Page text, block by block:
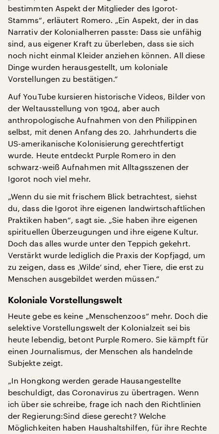
bestimmten Aspekt der Mitglieder des Igorot-
Stamms“, erläutert Romero. „Ein Aspekt, der in das
Narrativ der Kolonialherren passte: Dass sie unfähig
sind, aus eigener Kraft zu überleben, dass sie sich
noch nicht einmal Kleider anziehen können. All diese
Dinge wurden herausgestellt, um koloniale
Vorstellungen zu bestätigen.“
Auf YouTube kursieren historische Videos, Bilder von
der Weltausstellung von 1904, aber auch
anthropologische Aufnahmen von den Philippinen
selbst, mit denen Anfang des 20. Jahrhunderts die
US-amerikanische Kolonisierung gerechtfertigt
wurde. Heute entdeckt Purple Romero in den
schwarz-weiß Aufnahmen mit Alltagsszenen der
Igorot noch viel mehr.
„Wenn du sie mit frischem Blick betrachtest, siehst
du, dass die Igorot ihre eigenen landwirtschaftlichen
Praktiken haben“, sagt sie. „Sie haben ihre eigenen
spirituellen Überzeugungen und ihre eigene Kultur.
Doch das alles wurde unter den Teppich gekehrt.
Verstärkt wurde lediglich die Praxis der Kopfjagd, um
zu zeigen, dass es ‚Wilde‘ sind, eher Tiere, die erst zu
Menschen ausgebildet werden müssen.“
Koloniale Vorstellungswelt
Heute gebe es keine „Menschenzoos“ mehr. Doch die
selektive Vorstellungswelt der Kolonialzeit sei bis
heute lebendig, betont Purple Romero. Sie kämpft für
einen Journalismus, der Menschen als handelnde
Subjekte zeigt.
„In Hongkong werden gerade Hausangestellte
beschuldigt, das Coronavirus zu übertragen. Wenn
ich über sie schreibe, frage ich nach den Richtlinien
der Regierung:Sind diese gerecht? Welche
Möglichkeiten haben Haushaltshilfen, für ihre Rechte